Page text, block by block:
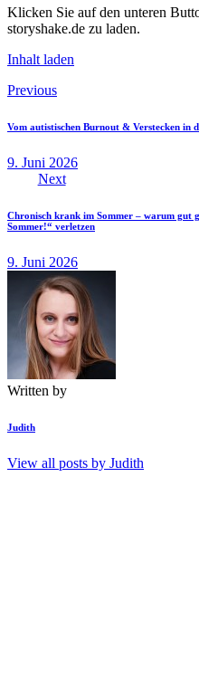
Klicken Sie auf den unteren
storyshake.de zu laden.
Inhalt laden
Beitragsnavigation
Previous
Vom autistischen Burnout & Verstecken in
9. Juni 2026
Next
Chronisch krank im Sommer – warum gut
Sommer!“ verletzen
9. Juni 2026
Written by
Judith
View all posts by Judith